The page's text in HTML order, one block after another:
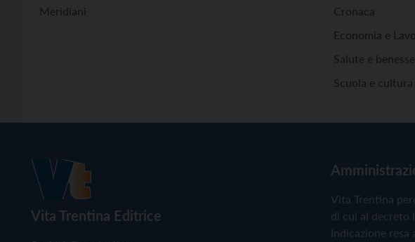
Meridiani
Cronaca
Economia e
Salute e
Scuola e cultura
Vita Trentina Editrice
Vita Trentina
di cui al decreto
Indicazione resa